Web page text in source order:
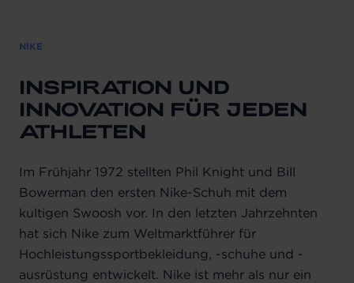
NIKE
INSPIRATION UND
INNOVATION FÜR JEDEN
ATHLETEN
Im Frühjahr 1972 stellten Phil Knight und Bill
Bowerman den ersten Nike-Schuh mit dem
kultigen Swoosh vor. In den letzten Jahrzehnten
hat sich Nike zum Weltmarktführer für
Hochleistungssportbekleidung, -schuhe und -
ausrüstung entwickelt. Nike ist mehr als nur ein